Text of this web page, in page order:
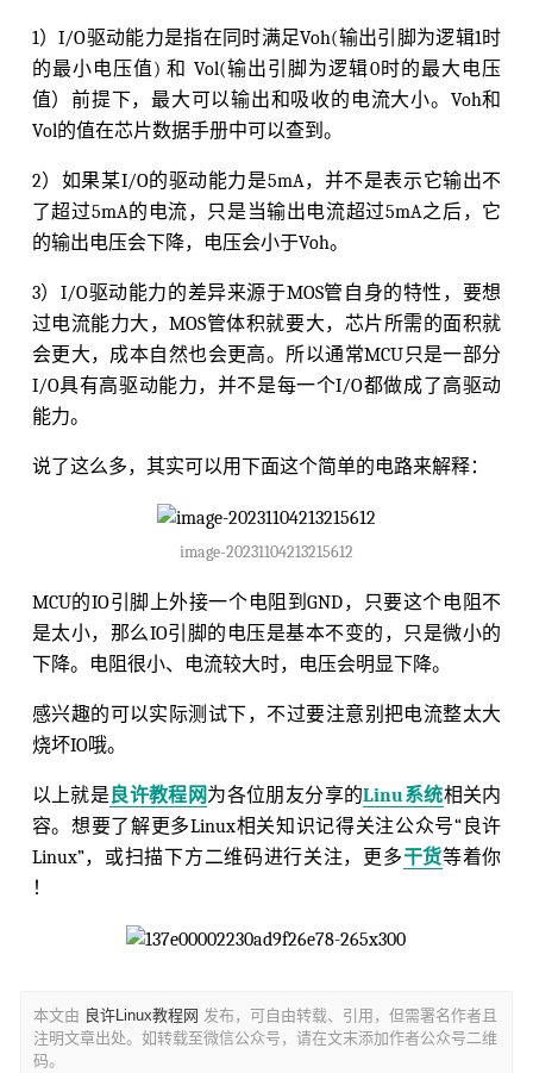
1）I/O驱动能力是指在同时满足Voh(输出引脚为逻辑1时
的最小电压值) 和 Vol(输出引脚为逻辑0时的最大电压
值）前提下，最大可以输出和吸收的电流大小。Voh和
Vol的值在芯片数据手册中可以查到。
2）如果某I/O的驱动能力是5mA，并不是表示它输出不
了超过5mA的电流，只是当输出电流超过5mA之后，它
的输出电压会下降，电压会小于Voh。
3）I/O驱动能力的差异来源于MOS管自身的特性，要想
过电流能力大，MOS管体积就要大，芯片所需的面积就
会更大，成本自然也会更高。所以通常MCU只是一部分
I/O具有高驱动能力，并不是每一个I/O都做成了高驱动
能力。
说了这么多，其实可以用下面这个简单的电路来解释：
image-20231104213215612
MCU的IO引脚上外接一个电阻到GND，只要这个电阻不
是太小，那么IO引脚的电压是基本不变的，只是微小的
下降。电阻很小、电流较大时，电压会明显下降。
感兴趣的可以实际测试下，不过要注意别把电流整太大
烧坏IO哦。
以上就是 良许教程网为各位朋友分享的Linu系统相关内
容。想要了解更多Linux相关知识记得关注公众号“良许
Linux”，或扫描下方二维码进行关注，更多干货等着你
！
本文由 良许Linux教程网 发布，可自由转载、引用，但需署名作者且
注明文章出处。如转载至微信公众号，请在文末添加作者公众号二维
码。